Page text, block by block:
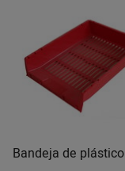
Bandeja de plástico